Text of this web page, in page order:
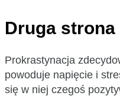
Druga
Prokrastynacja
powoduje napięcie i
się w niej czegoś